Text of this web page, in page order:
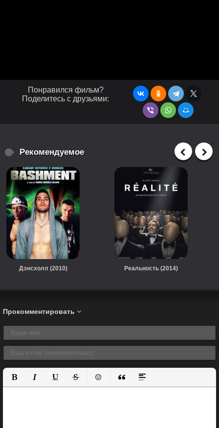
Понравился фильм?
Поделитесь с друзьями:
Рекомендуемое
Дэнсхолл (2010) Реальность (2014)
Прокомментировать
Полужирный
КурсивПодчеркнутый
ЗачеркнутыйВставить смайлик
Вставка цитаты
Вставка спойлера